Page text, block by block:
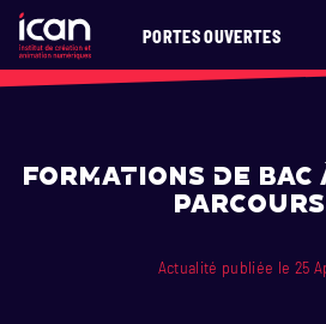
PORTES OUVERTES
Formations de Bac
Actualité publiée le 25